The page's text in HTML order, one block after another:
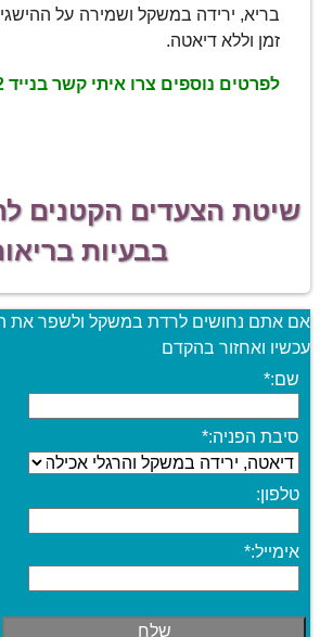
בריא, ירידה במשקל ושמירה על
זמן וללא דיאטה.
לפרטים נוספים צרו איתי קשר בנייד 0507394272
שיטת הצעדים הקטנים
בבעיות
אם אתם נחושים לרדת במשקל ולשפר את
עכשיו ואחזור בהקדם
שם:*
סיבת הפניה:*
טלפון:
אימייל:*